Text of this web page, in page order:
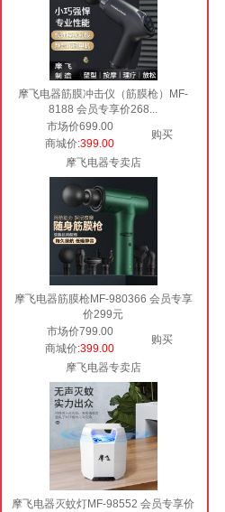
摩飞电器筋膜冲击仪（筋膜枪）MF-
8188 会员专享价268...
市场价699.00
购买
商城价:399.00
摩飞电器专卖店
摩飞电器筋膜枪MF-980366 会员专享
价299元
市场价799.00
购买
商城价:399.00
摩飞电器专卖店
摩飞电器灭蚊灯MF-98552 会员专享价